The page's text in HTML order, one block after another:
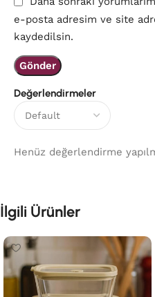
Değerlendirmeler
Henüz değerlendirme
e-posta adresim ve site
kaydedilsin.
İlgili Ürünler